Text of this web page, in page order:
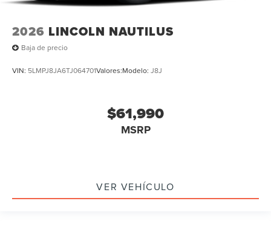
2026 LINCOLN NAUTILUS
Baja de precio
VIN: 5LMPJ8JA6TJ064701Valores:Modelo: J8J
$61,990
MSRP
VER VEHÍCULO